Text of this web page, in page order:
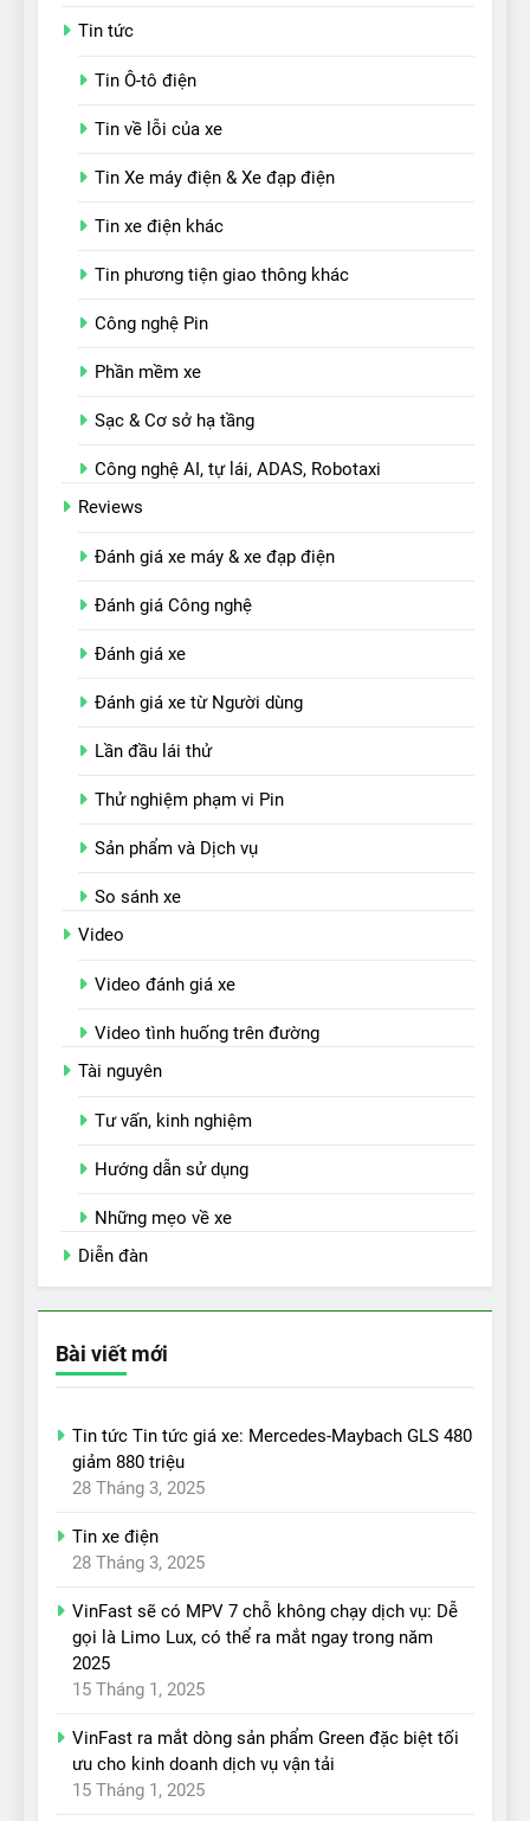
Tin tức
Tin Ô-tô điện
Tin về lỗi của xe
Tin Xe máy điện & Xe đạp điện
Tin xe điện khác
Tin phương tiện giao thông khác
Công nghệ Pin
Phần mềm xe
Sạc & Cơ sở hạ tầng
Công nghệ AI, tự lái, ADAS, Robotaxi
Reviews
Đánh giá xe máy & xe đạp điện
Đánh giá Công nghệ
Đánh giá xe
Đánh giá xe từ Người dùng
Lần đầu lái thử
Thử nghiệm phạm vi Pin
Sản phẩm và Dịch vụ
So sánh xe
Video
Video đánh giá xe
Video tình huống trên đường
Tài nguyên
Tư vấn, kinh nghiệm
Hướng dẫn sử dụng
Những mẹo về xe
Diễn đàn
Bài viết mới
Tin tức Tin tức giá xe: Mercedes-Maybach GLS 480
giảm 880 triệu
28 Tháng 3, 2025
Tin xe điện
28 Tháng 3, 2025
VinFast sẽ có MPV 7 chỗ không chạy dịch vụ: Dễ
gọi là Limo Lux, có thể ra mắt ngay trong năm
2025
15 Tháng 1, 2025
VinFast ra mắt dòng sản phẩm Green đặc biệt tối
ưu cho kinh doanh dịch vụ vận tải
15 Tháng 1, 2025